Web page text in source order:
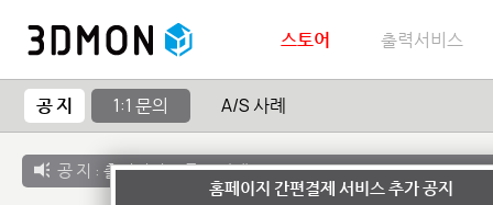
스토어 출력서비스
공 지 1:1 문의 A/S 사례
공 지 : 출력서비스 종료 안내
홈페이지 간편결제 서비스 추가 공지